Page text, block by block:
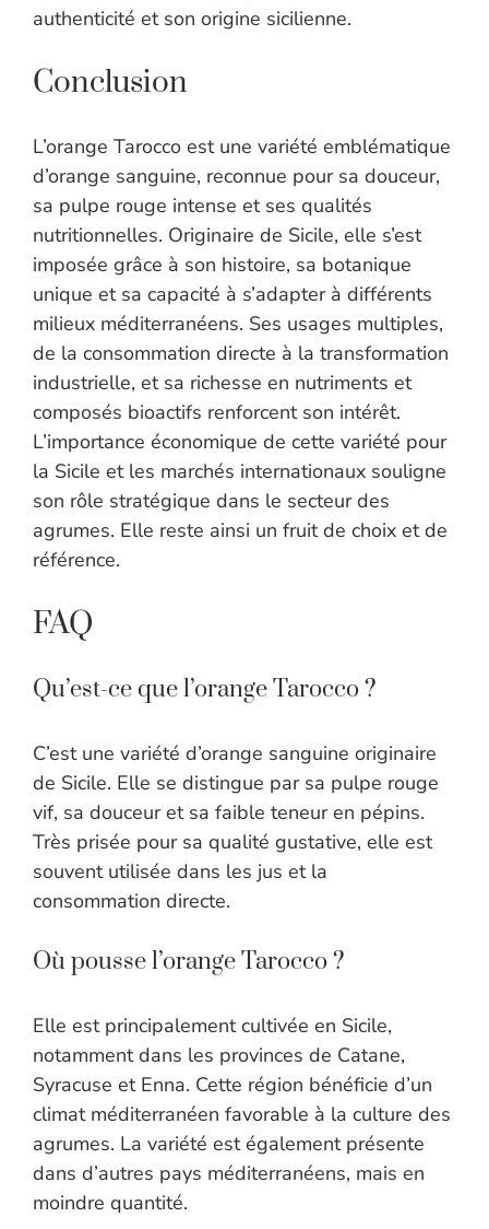
authenticité et son origine sicilienne.
Conclusion
L’orange Tarocco est une variété emblématique
d’orange sanguine, reconnue pour sa douceur,
sa pulpe rouge intense et ses qualités
nutritionnelles. Originaire de Sicile, elle s’est
imposée grâce à son histoire, sa botanique
unique et sa capacité à s’adapter à différents
milieux méditerranéens. Ses usages multiples,
de la consommation directe à la transformation
industrielle, et sa richesse en nutriments et
composés bioactifs renforcent son intérêt.
L’importance économique de cette variété pour
la Sicile et les marchés internationaux souligne
son rôle stratégique dans le secteur des
agrumes. Elle reste ainsi un fruit de choix et de
référence.
FAQ
Qu’est-ce que l’orange Tarocco ?
C’est une variété d’orange sanguine originaire
de Sicile. Elle se distingue par sa pulpe rouge
vif, sa douceur et sa faible teneur en pépins.
Très prisée pour sa qualité gustative, elle est
souvent utilisée dans les jus et la
consommation directe.
Où pousse l’orange Tarocco ?
Elle est principalement cultivée en Sicile,
notamment dans les provinces de Catane,
Syracuse et Enna. Cette région bénéficie d’un
climat méditerranéen favorable à la culture des
agrumes. La variété est également présente
dans d’autres pays méditerranéens, mais en
moindre quantité.